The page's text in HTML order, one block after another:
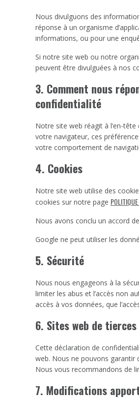
Nous divulguons des
réponse à un organisme
informations, ou pour une
Si notre site web ou notre
peuvent être divulguées à nos
3. Comment nous
confidentialité
Notre site web réagit à l’en-
votre navigateur, ces
votre comportement de
4. Cookies
Notre site web utilise des
cookies sur notre page
Nous avons conclu un accord
Google ne peut utiliser les
5. Sécurité
Nous nous engageons à la
limiter les abus et l’accès non
accès à vos données, que
6. Sites web de
Cette déclaration de
web. Nous ne pouvons garantir
Nous vous recommandons de
7. Modifications